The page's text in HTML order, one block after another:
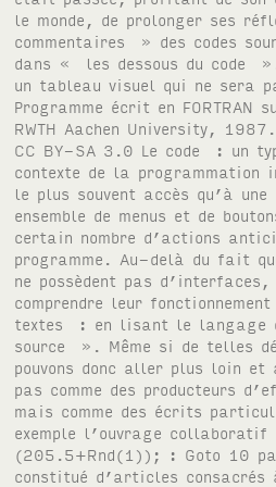
le monde, de prolonger ses
commentaires » des codes
dans « les dessous du code
un tableau visuel qui ne sera
Programme écrit en FORTRAN
RWTH Aachen University,
CC BY-SA 3.0 Le code : un
contexte de la
le plus souvent accès qu’à
ensemble de menus et de
certain nombre d’actions
programme. Au-delà du fait
ne possèdent pas
comprendre leur
textes : en lisant le langage
source ». Même si de telles
pouvons donc aller plus loin et
pas comme des producteurs
mais comme des écrits
exemple l’ouvrage
(205.5+Rnd(1)); : Goto 10
constitué d’articles consacrés